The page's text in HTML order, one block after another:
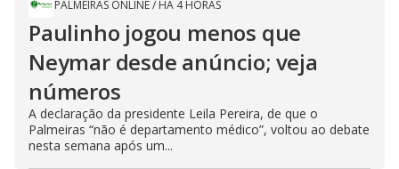
PALMEIRAS ONLINE/ HÁ 4 HORAS
Paulinho jogou menos que
Neymar desde anúncio; veja
números
A declaração da presidente Leila Pereira, de que o
Palmeiras “não é departamento médico”, voltou ao debate
nesta semana após um...